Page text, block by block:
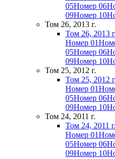
05Номер 06
09Номер 10
Том 26, 2013 г.
Том 26, 2013
Номер 01
05Номер 06
09Номер 10
Том 25, 2012 г.
Том 25, 2012
Номер 01
05Номер 06
09Номер 10
Том 24, 2011 г.
Том 24, 2011 г.
Номер 01
05Номер 06
09Номер 10